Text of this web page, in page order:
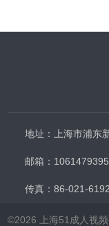
地址：上海市浦
邮箱：
传真：86-021-
©2026 上海51成人视